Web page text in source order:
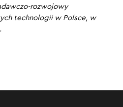
tej technologii. Które
wyrówna dostęp do
AI?
rozwojowy
technologii w Polsce, w